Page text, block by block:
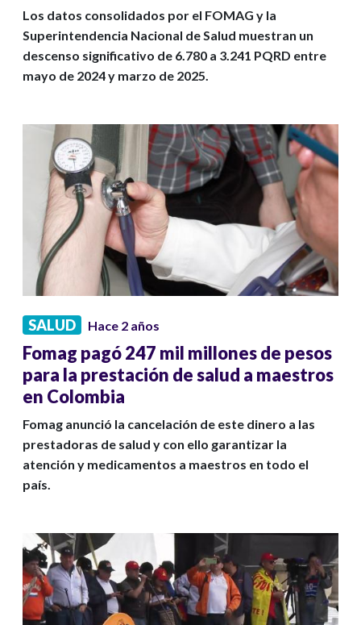
Los datos consolidados por el FOMAG y la
Superintendencia Nacional de Salud muestran un
descenso significativo de 6.780 a 3.241 PQRD entre
mayo de 2024 y marzo de 2025.
SALUD Hace 2 años
Fomag pagó 247 mil millones de pesos
para la prestación de salud a maestros
en Colombia
Fomag anunció la cancelación de este dinero a las
prestadoras de salud y con ello garantizar la
atención y medicamentos a maestros en todo el
país.